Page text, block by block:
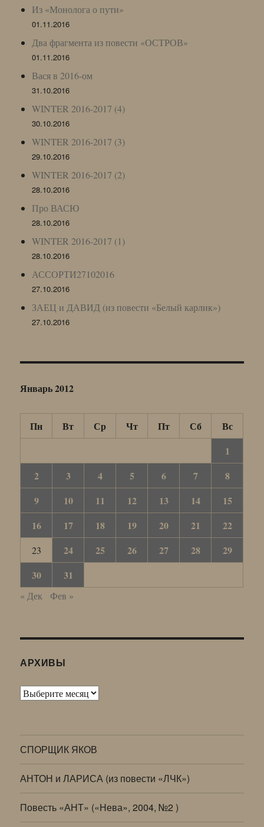
Из «Монолога о пути»
01.11.2016
Два фрагмента из повести «ОСТРОВ»
01.11.2016
Вася в 2016-ом
31.10.2016
WINTER 2016-2017 (4)
30.10.2016
WINTER 2016-2017 (3)
29.10.2016
WINTER 2016-2017 (2)
28.10.2016
Про ВАСЮ
28.10.2016
WINTER 2016-2017 (1)
28.10.2016
АССОРТИ27102016
27.10.2016
ЗАЕЦ и ДАВИД (из повести «Белый карлик»)
27.10.2016
Январь 2012
Пн Вт Ср Чт Пт Сб
Вс
1
2
3 4 5 6 7
8
9
10 11 12 13 14
15
16
17 18 19 20 21 22
23 24 25 26 27 28
29
30
31
« Дек Фев »
АРХИВЫ
Архивы
СПОРЩИК ЯКОВ
АНТОН и ЛАРИСА (из повести «ЛЧК»)
Повесть «АНТ» («Нева», 2004, №2 )